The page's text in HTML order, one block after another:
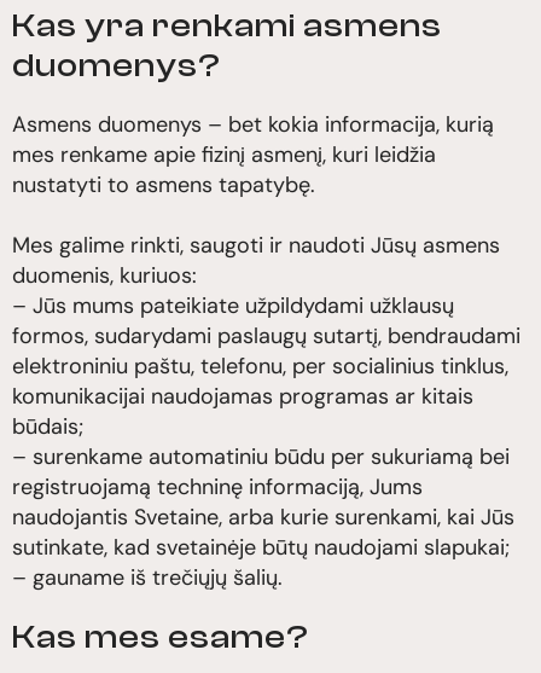
Kas yra renkami asmens
duomenys?
Asmens duomenys – bet kokia informacija, kurią
mes renkame apie fizinį asmenį, kuri leidžia
nustatyti to asmens tapatybę.
Mes galime rinkti, saugoti ir naudoti Jūsų asmens
duomenis, kuriuos:
– Jūs mums pateikiate užpildydami užklausų
formos, sudarydami paslaugų sutartį, bendraudami
elektroniniu paštu, telefonu, per socialinius tinklus,
komunikacijai naudojamas programas ar kitais
būdais;
– surenkame automatiniu būdu per sukuriamą bei
registruojamą techninę informaciją, Jums
naudojantis Svetaine, arba kurie surenkami, kai Jūs
sutinkate, kad svetainėje būtų naudojami slapukai;
– gauname iš trečiųjų šalių.
Kas mes esame?